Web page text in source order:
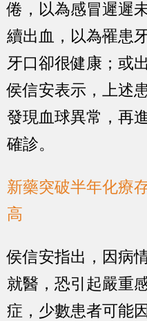
倦，以為感冒遲遲
續出血，以為罹患
牙口卻很健康；或
侯信安表示，上述
發現血球異常，再
確診。
新藥突破半年化療
高
侯信安指出，因病
就醫，恐引起嚴重
症，少數患者可能